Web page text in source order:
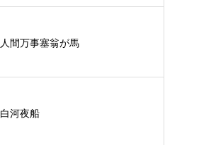
人間万事塞翁が馬
白河夜船